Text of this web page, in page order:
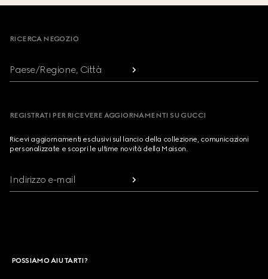
RICERCA NEGOZIO
Paese/Regione, Città
REGISTRATI PER RICEVERE AGGIORNAMENTI SU GUCCI
Ricevi aggiornamenti esclusivi sul lancio della collezione, comunicazioni
personalizzate e scopri le ultime novità della Maison.
Indirizzo e-mail
POSSIAMO AIUTARTI?